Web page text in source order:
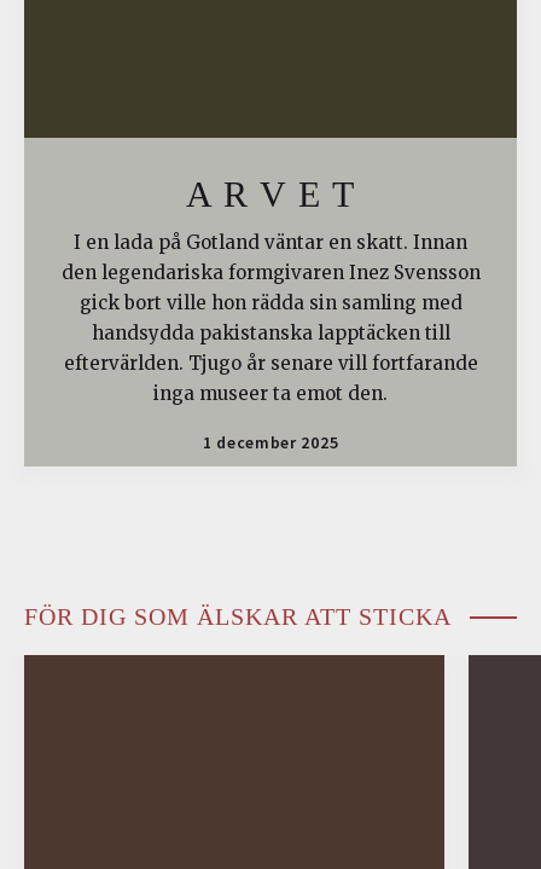
A R V E T
I en lada på Gotland väntar en skatt. Innan
den legendariska formgivaren Inez Svensson
gick bort ville hon rädda sin samling med
handsydda pakistanska lapptäcken till
eftervärlden. Tjugo år senare vill fortfarande
inga museer ta emot den.
1 december 2025
FÖR DIG SOM ÄLSKAR ATT STICKA